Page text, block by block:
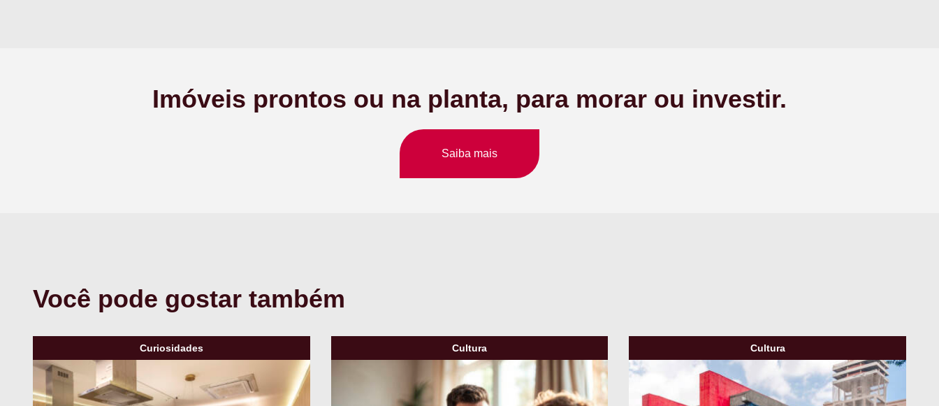
Imóveis prontos ou na planta, para morar ou investir.
Saiba mais
Você pode gostar também
Curiosidades Cultura Cultura